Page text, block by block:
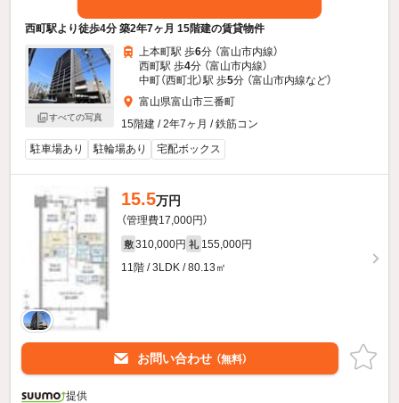
西町駅より徒歩4分 築2年7ヶ月 15階建の賃貸物件
すべての写真
上本町駅 歩6分 （富山市内線）
西町駅 歩4分 （富山市内線）
中町（西町北）駅 歩5分 （富山市内線など）
富山県富山市三番町
15階建 / 2年7ヶ月 / 鉄筋コン
駐車場あり
駐輪場あり 宅配ボックス
15.5万円
（管理費17,000円）
敷 310,000円 礼 155,000円
11階 / 3LDK / 80.13㎡
お問い合わせ （無料）
提供